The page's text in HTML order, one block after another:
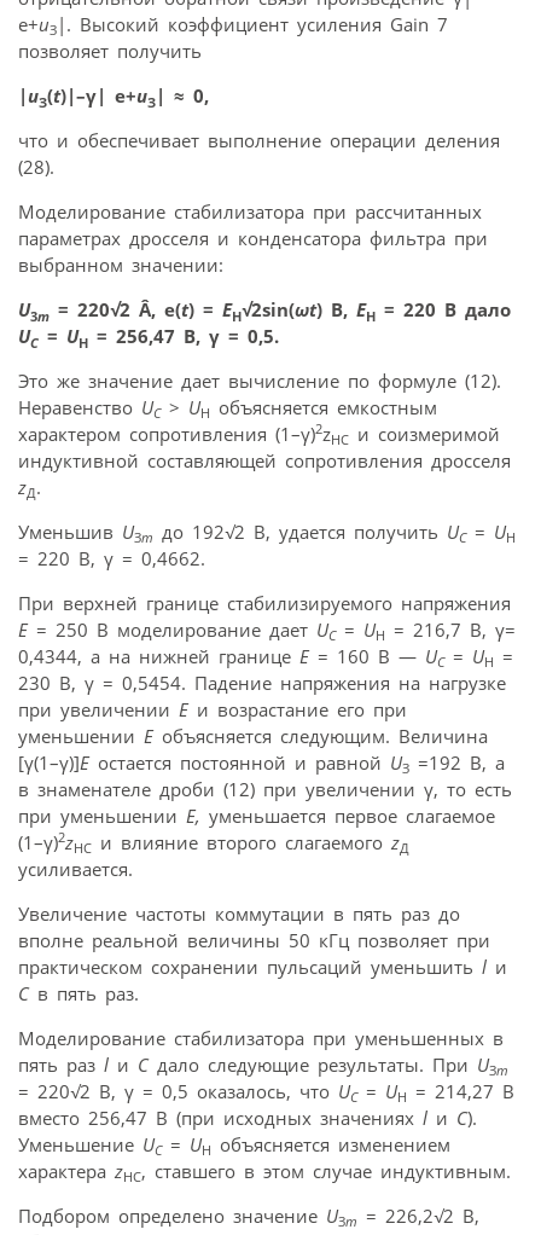
е+uЗ |. Высокий коэффициент усиления Gain 7
позволяет получить
|uЗ(t)|–γ| е+uЗ | ≈ 0,
что и обеспечивает выполнение операции деления
(28).
Моделирование стабилизатора при рассчитанных
параметрах дросселя и конденсатора фильтра при
выбранном значении:
U3m = 220√2 Â, e(t) = EH√2sin(ωt) B, EH = 220 B дало
UC = UH = 256,47 B, γ = 0,5.
Это же значение дает вычисление по формуле (12).
Неравенство UC> UH объясняется емкостным
характером сопротивления (1–γ)2zHC и соизмеримой
индуктивной составляющей сопротивления дросселя
zД.
Уменьшив UЗm до 192√2 B, удается получить UC= UH
= 220 B, γ = 0,4662.
При верхней границе стабилизируемого напряжения
E = 250 В моделирование дает UC= UH = 216,7 B, γ=
0,4344, а на нижней границе E = 160 В — UC= UH =
230 B, γ = 0,5454. Падение напряжения на нагрузке
при увеличении Еи возрастание его при
уменьшении Е объясняется следующим. Величина
[γ(1–γ)]Eостается постоянной и равной UЗ =192 B, а
в знаменателе дроби (12) при увеличении γ, то есть
при уменьшении Е, уменьшается первое слагаемое
(1–γ)2zHC и влияние второго слагаемого zД
усиливается.
Увеличение частоты коммутации в пять раз до
вполне реальной величины 50 кГц позволяет при
практическом сохранении пульсаций уменьшить l и
Св пять раз.
Моделирование стабилизатора при уменьшенных в
пять раз l и Сдало следующие результаты. При UЗm
= 220√2 B, γ = 0,5 оказалось, что UC= UH = 214,27 B
вместо 256,47 B (при исходных значениях l и С).
Уменьшение UC= UH объясняется изменением
характера zHC, ставшего в этом случае индуктивным.
Подбором определено значение UЗm = 226,2√2 B,